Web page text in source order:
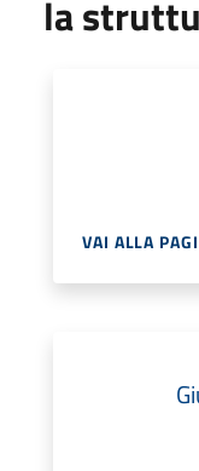
la
VAI ALLA